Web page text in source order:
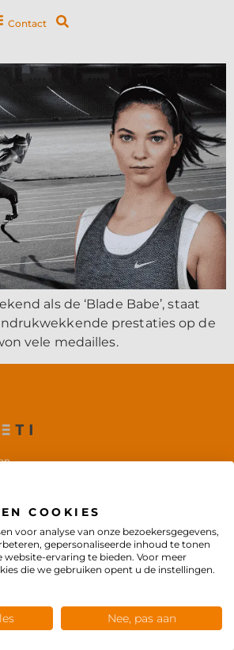
Contact
als de ‘Blade Babe’, staat
prestaties op de
vele medailles.
COOKIES
voor analyse van onze bezoekersgegevens,
gepersonaliseerde inhoud te tonen
website-ervaring te bieden. Voor meer
die we gebruiken opent u de instellingen.
Nee, pas aan